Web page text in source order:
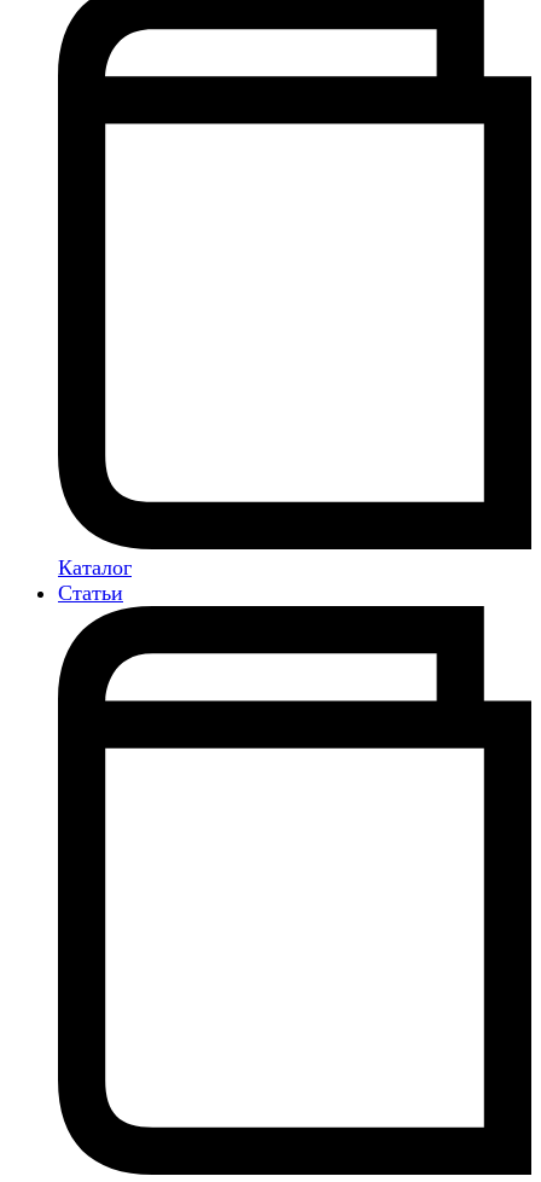
Каталог
Статьи